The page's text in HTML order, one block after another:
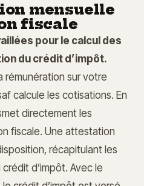
mensuelle
fiscale
pour le calcul des
du crédit d’impôt.
rémunération sur votre
calcule les cotisations. En
directement les
fiscale. Une attestation
récapitulant les
d’impôt. Avec le